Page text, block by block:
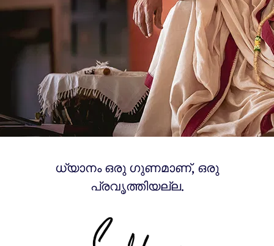
ധ്യാനം ഒരു ഗുണമാണ്, ഒരു
പ്രവൃത്തിയല്ല.